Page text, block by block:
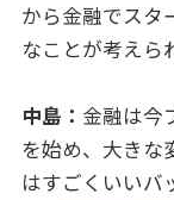
から金融でスタ
なことが考えら
中島： 金融は今
を始め、大きな
はすごくいいバ